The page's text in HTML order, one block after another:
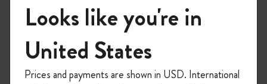
モレスキンの世界へようこそ
「WELCOME10」を入力すると、初回注
Looks like you're in
United States
Prices and payments are shown in USD. International